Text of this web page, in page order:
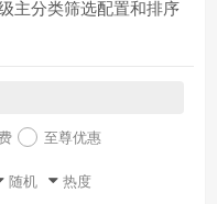
主分类筛选配置和排序
至尊优惠
随机 热度